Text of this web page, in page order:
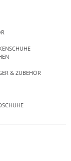
& ZUBEHÖR